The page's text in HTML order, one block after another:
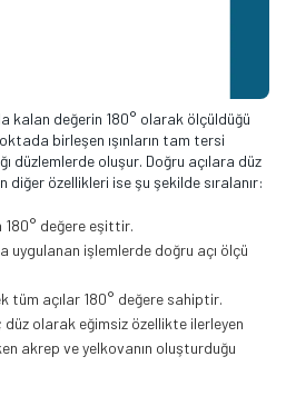
kalan değerin 180° olarak ölçüldüğü
birleşen ışınların tam tersi
düzlemlerde oluşur. Doğru açılara düz
diğer özellikleri ise şu şekilde sıralanır:
180° değere eşittir.
uygulanan işlemlerde doğru açı ölçü
tüm açılar 180° değere sahiptir.
olarak eğimsiz özellikte ilerleyen
akrep ve yelkovanın oluşturduğu